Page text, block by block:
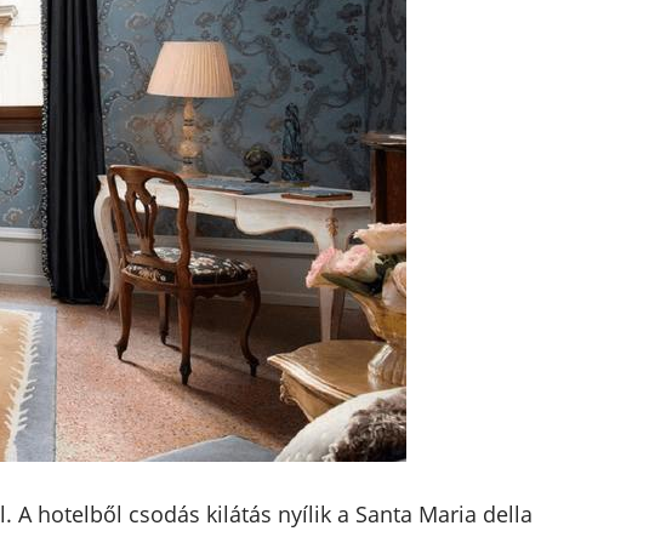
A hotelből csodás kilátás nyílik a Santa Maria della